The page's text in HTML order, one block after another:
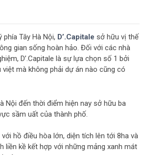
Tây Hà Nội, D’.Capitale sở hữu vị thế
gian sống hoàn hảo. Đối với các nhà
D’.Capitale là sự lựa chọn số 1 bởi
mà không phải dự án nào cũng có
Nội đến thời điểm hiện nay sở hữu ba
sầm uất của thành phố.
hồ điều hòa lớn, diện tích lên tới 8ha và
liền kề kết hợp với những mảng xanh mát